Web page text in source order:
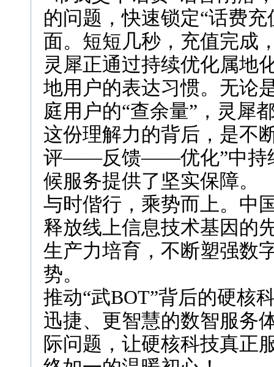
的问题，快速锁定“话费
面。短短几秒，充值完成
灵犀正通过持续优化属地
地用户的表达习惯。无论
庭用户的“查余量”，灵犀
这份理解力的背后，是不
评——反馈——优化”中持
候服务提供了坚实保障。
与时偕行，乘势而上。中
释放线上信息技术基因的
生产力培育，不断塑强数
势。
推动“武BOT”背后的硬核
迅捷、更智慧的数智服务
际问题，让硬核科技真正